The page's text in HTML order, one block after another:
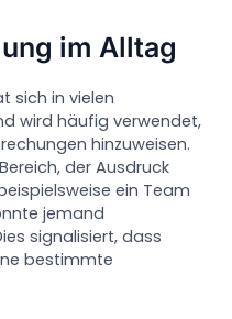
im Alltag
sich in vielen
wird häufig verwendet,
hinzuweisen.
der Ausdruck
ein Team
jemand
signalisiert, dass
bestimmte